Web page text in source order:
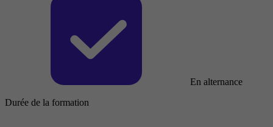
En alternance
Durée de la formation